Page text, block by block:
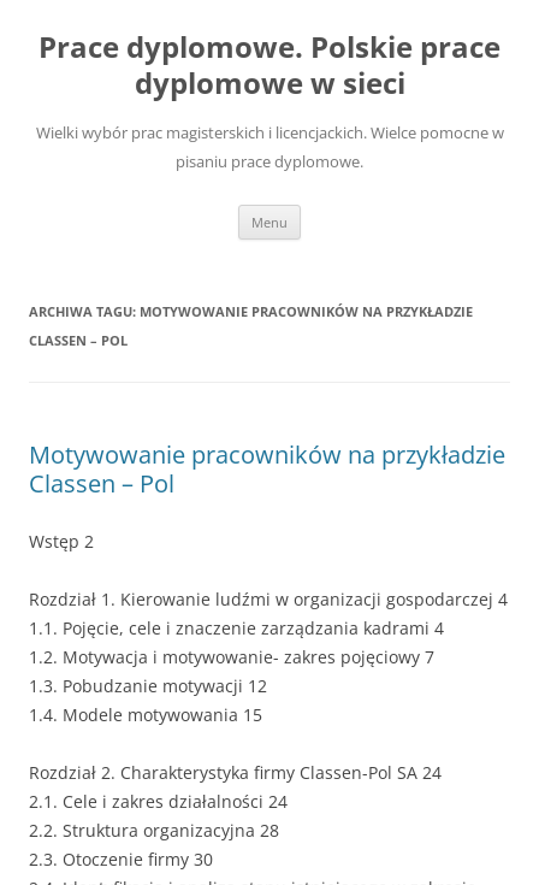
treści
Prace dyplomowe. Polskie prace
dyplomowe w sieci
Wielki wybór prac magisterskich i licencjackich. Wielce pomocne w
pisaniu prace dyplomowe.
Menu
ARCHIWA TAGU: MOTYWOWANIE PRACOWNIKÓW NA PRZYKŁADZIE
CLASSEN – POL
Motywowanie pracowników na przykładzie
Classen – Pol
Wstęp 2
Rozdział 1. Kierowanie ludźmi w organizacji gospodarczej 4
1.1. Pojęcie, cele i znaczenie zarządzania kadrami 4
1.2. Motywacja i motywowanie- zakres pojęciowy 7
1.3. Pobudzanie motywacji 12
1.4. Modele motywowania 15
Rozdział 2. Charakterystyka firmy Classen-Pol SA 24
2.1. Cele i zakres działalności 24
2.2. Struktura organizacyjna 28
2.3. Otoczenie firmy 30